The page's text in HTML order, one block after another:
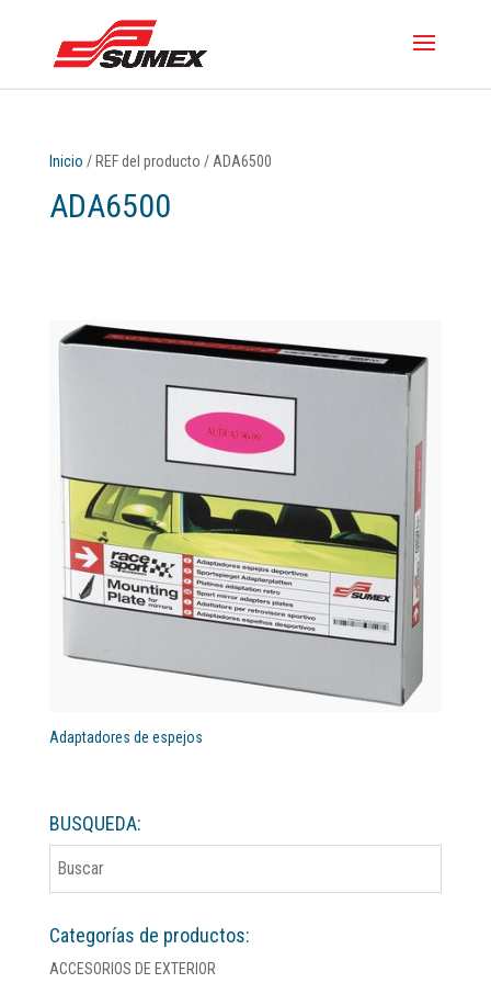
Inicio / REF del producto / ADA6500
ADA6500
Adaptadores de espejos
BUSQUEDA:
Categorías de productos:
ACCESORIOS DE EXTERIOR